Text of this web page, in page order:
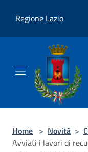
Regione Lazio
Home > Novità >
Avviati i lavori di